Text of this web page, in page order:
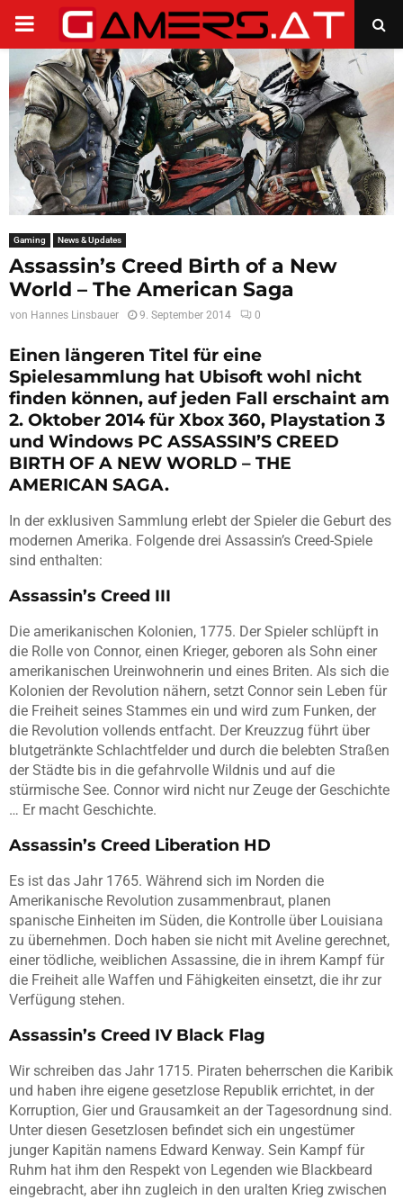
PRIMARY
MENU
Gaming News & Updates
Assassin’s Creed Birth of a New
World – The American Saga
von Hannes Linsbauer 9. September 2014 0
Einen längeren Titel für eine
Spielesammlung hat Ubisoft wohl nicht
finden können, auf jeden Fall erschaint am
2. Oktober 2014 für Xbox 360, Playstation 3
und Windows PC ASSASSIN’S CREED
BIRTH OF A NEW WORLD – THE
AMERICAN SAGA.
In der exklusiven Sammlung erlebt der Spieler die Geburt des
modernen Amerika. Folgende drei Assassin’s Creed-Spiele
sind enthalten:
Assassin’s Creed III
Die amerikanischen Kolonien, 1775. Der Spieler schlüpft in
die Rolle von Connor, einen Krieger, geboren als Sohn einer
amerikanischen Ureinwohnerin und eines Briten. Als sich die
Kolonien der Revolution nähern, setzt Connor sein Leben für
die Freiheit seines Stammes ein und wird zum Funken, der
die Revolution vollends entfacht. Der Kreuzzug führt über
blutgetränkte Schlachtfelder und durch die belebten Straßen
der Städte bis in die gefahrvolle Wildnis und auf die
stürmische See. Connor wird nicht nur Zeuge der Geschichte
… Er macht Geschichte.
Assassin’s Creed Liberation HD
Es ist das Jahr 1765. Während sich im Norden die
Amerikanische Revolution zusammenbraut, planen
spanische Einheiten im Süden, die Kontrolle über Louisiana
zu übernehmen. Doch haben sie nicht mit Aveline gerechnet,
einer tödliche, weiblichen Assassine, die in ihrem Kampf für
die Freiheit alle Waffen und Fähigkeiten einsetzt, die ihr zur
Verfügung stehen.
Assassin’s Creed IV Black Flag
Wir schreiben das Jahr 1715. Piraten beherrschen die Karibik
und haben ihre eigene gesetzlose Republik errichtet, in der
Korruption, Gier und Grausamkeit an der Tagesordnung sind.
Unter diesen Gesetzlosen befindet sich ein ungestümer
junger Kapitän namens Edward Kenway. Sein Kampf für
Ruhm hat ihm den Respekt von Legenden wie Blackbeard
eingebracht, aber ihn zugleich in den uralten Krieg zwischen